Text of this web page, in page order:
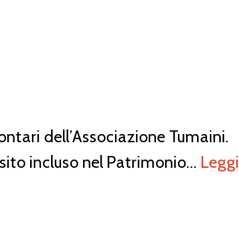
dell’Associazione Tumaini.
incluso nel Patrimonio… Leggi